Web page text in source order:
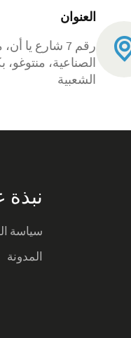
العنوان
رقم 7 شارع يا
الصناعية،
الشعبية
سياسة
المدونة